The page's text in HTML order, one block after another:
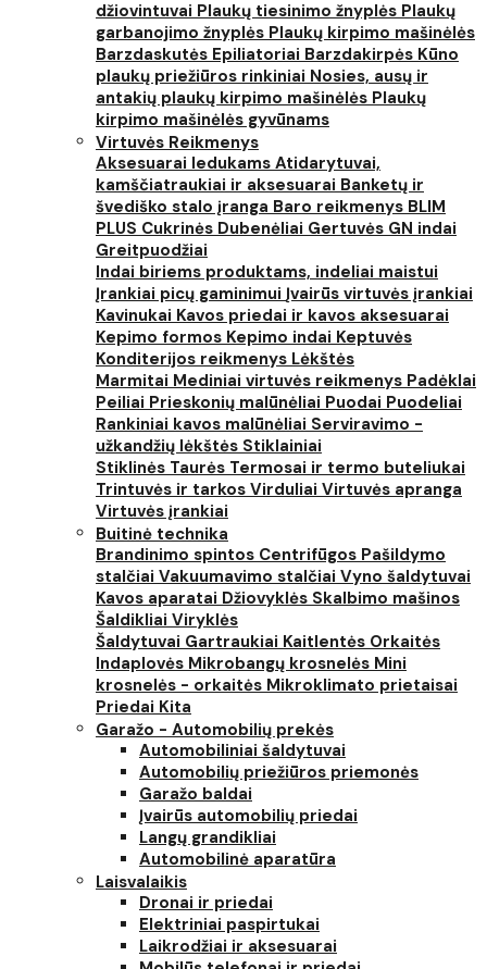
džiovintuvai Plaukų tiesinimo žnyplės Plaukų
garbanojimo žnyplės Plaukų kirpimo mašinėlės
Barzdaskutės Epiliatoriai Barzdakirpės Kūno
plaukų priežiūros rinkiniai Nosies, ausų ir
antakių plaukų kirpimo mašinėlės Plaukų
kirpimo mašinėlės gyvūnams
Virtuvės Reikmenys
Aksesuarai ledukams Atidarytuvai,
kamščiatraukiai ir aksesuarai Banketų ir
švediško stalo įranga Baro reikmenys BLIM
PLUS Cukrinės Dubenėliai Gertuvės GN indai
Greitpuodžiai
Indai biriems produktams, indeliai maistui
Įrankiai picų gaminimui Įvairūs virtuvės įrankiai
Kavinukai Kavos priedai ir kavos aksesuarai
Kepimo formos Kepimo indai Keptuvės
Konditerijos reikmenys Lėkštės
Marmitai Mediniai virtuvės reikmenys Padėklai
Peiliai Prieskonių malūnėliai Puodai Puodeliai
Rankiniai kavos malūnėliai Serviravimo -
užkandžių lėkštės Stiklainiai
Stiklinės Taurės Termosai ir termo buteliukai
Trintuvės ir tarkos Virduliai Virtuvės apranga
Virtuvės įrankiai
Buitinė technika
Brandinimo spintos Centrifūgos Pašildymo
stalčiai Vakuumavimo stalčiai Vyno šaldytuvai
Kavos aparatai Džiovyklės Skalbimo mašinos
Šaldikliai Viryklės
Šaldytuvai Gartraukiai Kaitlentės Orkaitės
Indaplovės Mikrobangų krosnelės Mini
krosnelės - orkaitės Mikroklimato prietaisai
Priedai Kita
Garažo - Automobilių prekės
Automobiliniai šaldytuvai
Automobilių priežiūros priemonės
Garažo baldai
Įvairūs automobilių priedai
Langų grandikliai
Automobilinė aparatūra
Laisvalaikis
Dronai ir priedai
Elektriniai paspirtukai
Laikrodžiai ir aksesuarai